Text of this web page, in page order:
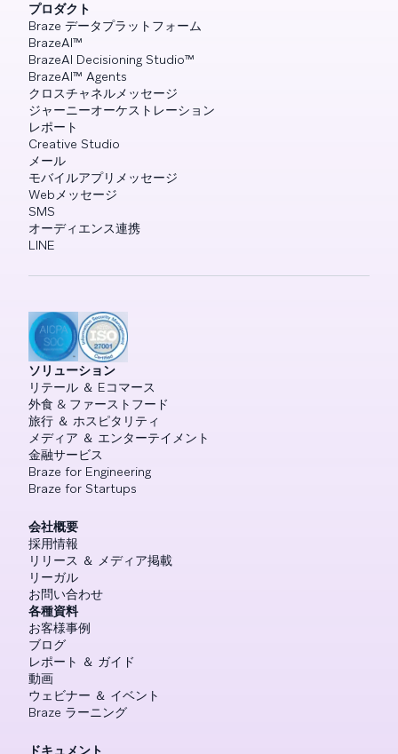
プロダクト
Braze データプラットフォーム
BrazeAI™
BrazeAI Decisioning Studio™
BrazeAI™ Agents
クロスチャネルメッセージ
ジャーニーオーケストレーション
レポート
Creative Studio
メール
モバイルアプリメッセージ
Webメッセージ
SMS
オーディエンス連携
LINE
ソリューション
リテール ＆ Eコマース
外食 & ファーストフード
旅行 ＆ ホスピタリティ
メディア ＆ エンターテイメント
金融サービス
Braze for Engineering
Braze for Startups
会社概要
採用情報
リリース ＆ メディア掲載
リーガル
お問い合わせ
各種資料
お客様事例
ブログ
レポート ＆ ガイド
動画
ウェビナー ＆ イベント
Braze ラーニング
ドキュメント